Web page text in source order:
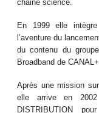
chaine science.
En 1999 elle
l’aventure du
du contenu du
Broadband de
Après une mission
elle arrive en
DISTRIBUTION